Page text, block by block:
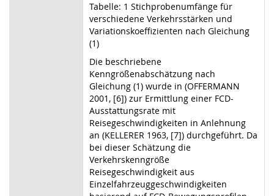
Tabelle: 1 Stichprobenumfänge für
verschiedene Verkehrsstärken und
Variationskoeffizienten nach Gleichung
(1)
Die beschriebene
Kenngrößenabschätzung nach
Gleichung (1) wurde in (OFFERMANN
2001, [6]) zur Ermittlung einer FCD-
Ausstattungsrate mit
Reisegeschwindigkeiten in Anlehnung
an (KELLERER 1963, [7]) durchgeführt. Da
bei dieser Schätzung die
Verkehrskenngröße
Reisegeschwindigkeit aus
Einzelfahrzeuggeschwindigkeiten